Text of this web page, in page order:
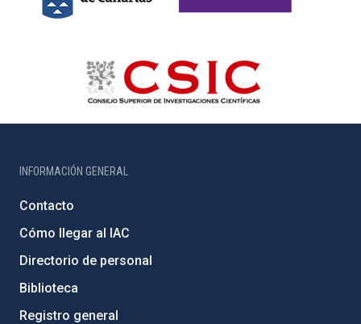
INFORMACIÓN GENERAL
Contacto
Cómo llegar al IAC
Directorio de personal
Biblioteca
Registro general